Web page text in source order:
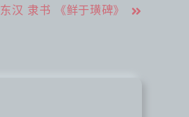
东汉 隶书 《鲜于璜碑》